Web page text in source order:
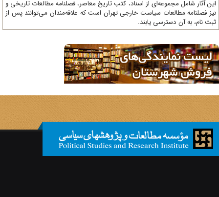
آثار شامل مجموعه‌ای از اسناد، کتب تاریخ معاصر، فصلنامه‌ مطالعات تاریخی و
فصلنامه مطالعات سیاست خارجی تهران است که علاقه‌مندان می‌توانند پس از
نام، به آن دسترسی یابند.